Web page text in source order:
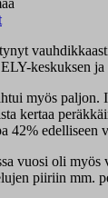
keskuksen
myös
kertaa
42%
vuosi oli myös
piiriin mm.